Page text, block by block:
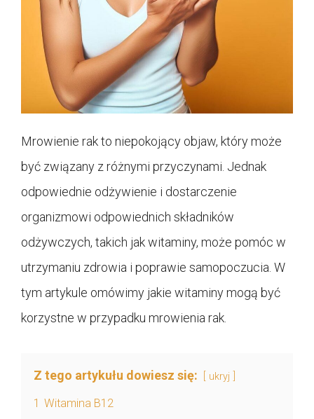
Mrowienie rak to niepokojący objaw, który może
być związany z różnymi przyczynami. Jednak
odpowiednie odżywienie i dostarczenie
organizmowi odpowiednich składników
odżywczych, takich jak witaminy, może pomóc w
utrzymaniu zdrowia i poprawie samopoczucia. W
tym artykule omówimy jakie witaminy mogą być
korzystne w przypadku mrowienia rak.
Z tego artykułu dowiesz się: ukryj
1 Witamina B12